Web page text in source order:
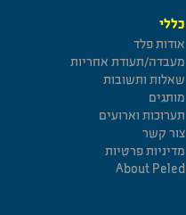
כללי
אודות פלד
מעבדה/תעודת אחריות
שאלות ותשובות
מותגים
תערוכות וארועים
צור קשר
מדיניות פרטיות
About Peled